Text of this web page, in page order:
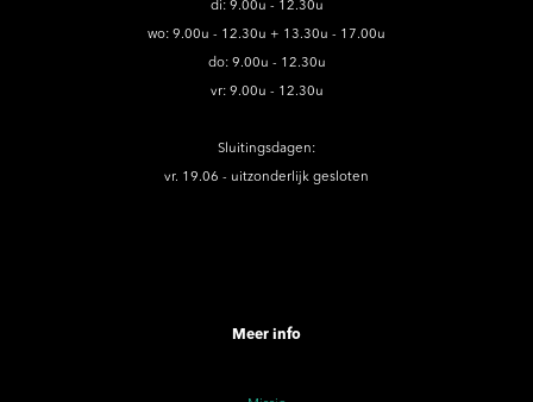
di: 9.00u - 12.30u
wo: 9.00u - 12.30u + 13.30u - 17.00u
do: 9.00u - 12.30u
vr: 9.00u - 12.30u
Sluitingsdagen:
vr. 19.06 - uitzonderlijk gesloten
Meer info